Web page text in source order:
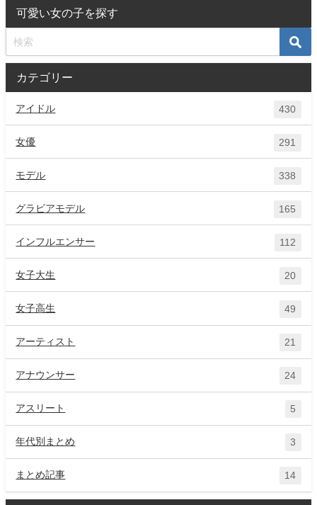
可愛い女の子を探す
カテゴリー
アイドル 430
女優 291
モデル 338
グラビアモデル 165
インフルエンサー 112
女子大生 20
女子高生 49
アーティスト 21
アナウンサー 24
アスリート 5
年代別まとめ 3
まとめ記事 14